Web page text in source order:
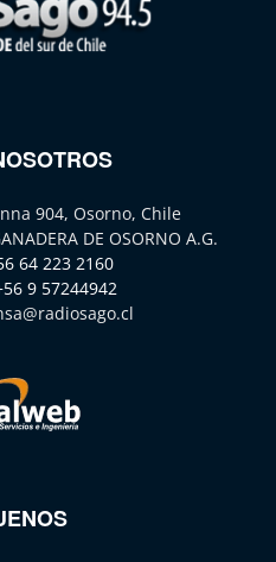
904, Osorno, Chile
DE OSORNO A.G.
64 223 2160
9 57244942